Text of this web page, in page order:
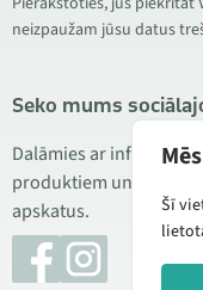
neizpaužam jūsu datus
Seko mums
Dalāmies ar
produktiem un servisu.
apskatus.
Šī